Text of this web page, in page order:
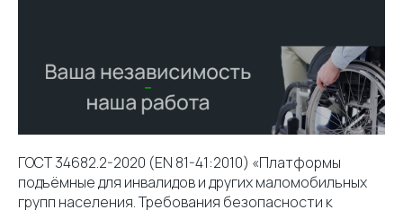
ГОСТ 34682.2-2020 (EN 81-41:2010) «Платформы
подъёмные для инвалидов и других маломобильных
групп населения. Требования безопасности к